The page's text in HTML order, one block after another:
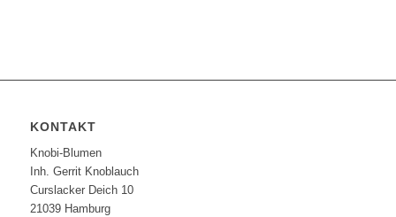
KONTAKT
Knobi-Blumen
Inh. Gerrit Knoblauch
Curslacker Deich 10
21039 Hamburg